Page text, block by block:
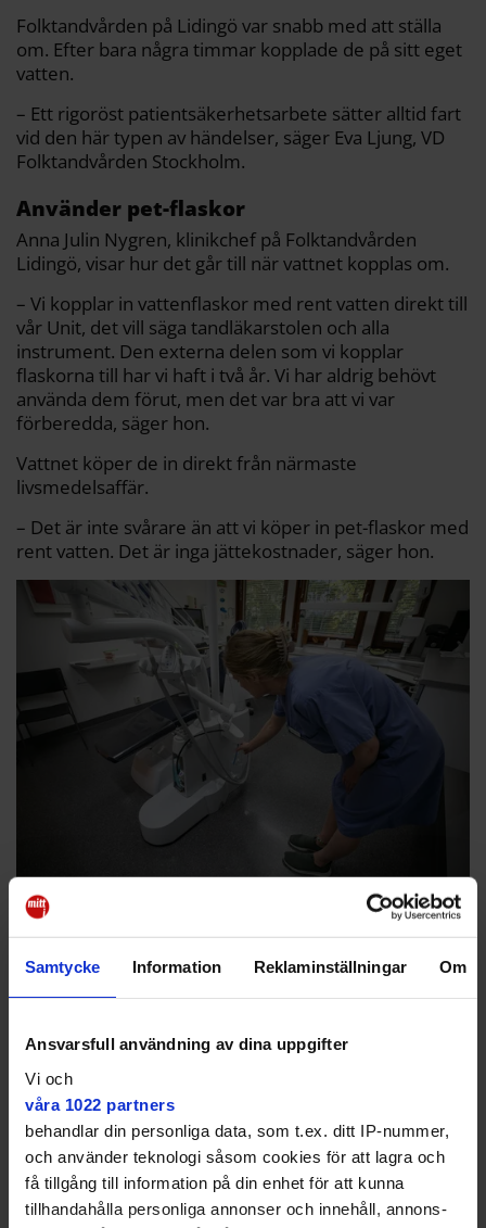
Samtycke Information Reklaminställningar Om
Ansvarsfull användning av dina uppgifter
Vi och
våra 1022 partners
behandlar din personliga data, som t.ex. ditt IP-nummer,
och använder teknologi såsom cookies för att lagra och
få tillgång till information på din enhet för att kunna
tillhandahålla personliga annonser och innehåll, annons-
Folktandvården på Lidingö var snabb med att ställa
om. Efter bara några timmar kopplade de på sitt eget
vatten.
– Ett rigoröst patientsäkerhetsarbete sätter alltid fart
vid den här typen av händelser, säger Eva Ljung, VD
Folktandvården Stockholm.
Använder pet-flaskor
Anna Julin Nygren, klinikchef på Folktandvården
Lidingö, visar hur det går till när vattnet kopplas om.
– Vi kopplar in vattenflaskor med rent vatten direkt till
vår Unit, det vill säga tandläkarstolen och alla
instrument. Den externa delen som vi kopplar
flaskorna till har vi haft i två år. Vi har aldrig behövt
använda dem förut, men det var bra att vi var
förberedda, säger hon.
Vattnet köper de in direkt från närmaste
livsmedelsaffär.
– Det är inte svårare än att vi köper in pet-flaskor med
rent vatten. Det är inga jättekostnader, säger hon.
Det är första gången som Folktandvården har behövt använda denna
nödlösning.
En del av krishanteringen
Att kunna koppla om till rent vatten är en del av
Folktandvården Stockholm.
– Det kan ju finnas andra orsaker till förorenat vatten,
som terrorattacker och klimatförändringar. Vi har
aldrig tidigare behövt använda den här funktionen
med att köpa in eget vatten och koppla in det via
externa behållare. Från och med nu kommer den att
vara del av vår krishantering framöver.